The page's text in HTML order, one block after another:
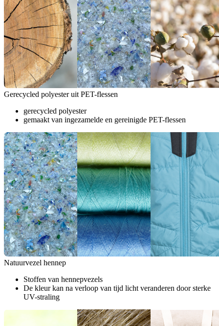
Gerecycled polyester uit PET-flessen
gerecycled polyester
gemaakt van ingezamelde en gereinigde PET-flessen
Natuurvezel hennep
Stoffen van hennepvezels
De kleur kan na verloop van tijd licht veranderen door sterke
UV-straling